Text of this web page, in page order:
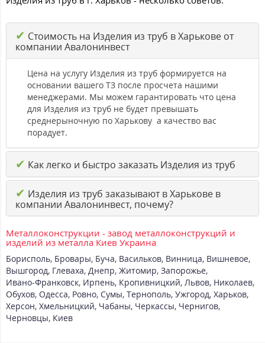
✔ Стоимость на Изделия из труб в Харькове от
компании Авалонинвест
Цена на услугу Изделия из труб формируется на
основании вашего ТЗ после просчета нашими
менеджерами. Мы можем гарантировать что цена
для Изделия из труб не будет превышать
среднерыночную по Харькову а качество вас
порадует.
✔ Как легко и быстро заказать Изделия из труб
✔ Изделия из труб заказывают в Харькове в
компании Авалонинвест, почему?
Металлоконструкции - завод металлоконструкций и
изделий из металла Киев Украина
Борисполь, Бровары, Буча, Васильков, Винница, Вишневое,
Вышгород, Глеваха, Днепр, Житомир, Запорожье,
Ивано-Франковск, Ирпень, Кропивницкий, Львов, Николаев,
Обухов, Одесса, Ровно, Сумы, Тернополь, Ужгород, Харьков,
Херсон, Хмельницкий, Чабаны, Черкассы, Чернигов,
Черновцы, Киев